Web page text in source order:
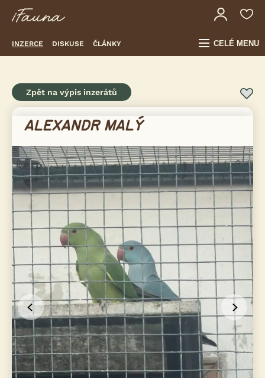
INZERCE DISKUSE ČLÁNKY CELÉ MENU
Zpět na výpis inzerátů
ALEXANDR MALÝ